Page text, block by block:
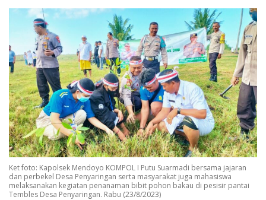
Ket foto: Kapolsek Mendoyo KOMPOL I Putu Suarmadi bersama jajaran
dan perbekel Desa Penyaringan serta masyarakat juga mahasiswa
melaksanakan kegiatan penanaman bibit pohon bakau di pesisir pantai
Tembles Desa Penyaringan. Rabu (23/8/2023)